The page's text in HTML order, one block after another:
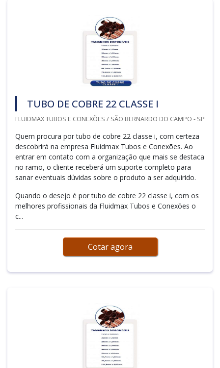
TUBO DE COBRE 22 CLASSE I
FLUIDMAX TUBOS E CONEXÕES / SÃO BERNARDO DO CAMPO - SP
Quem procura por tubo de cobre 22 classe i, com certeza
descobrirá na empresa Fluidmax Tubos e Conexões. Ao
entrar em contato com a organização que mais se destaca
no ramo, o cliente receberá um suporte completo para
sanar eventuais dúvidas sobre o produto a ser adquirido.
Quando o desejo é por tubo de cobre 22 classe i, com os
melhores profissionais da Fluidmax Tubos e Conexões o
c...
Cotar agora